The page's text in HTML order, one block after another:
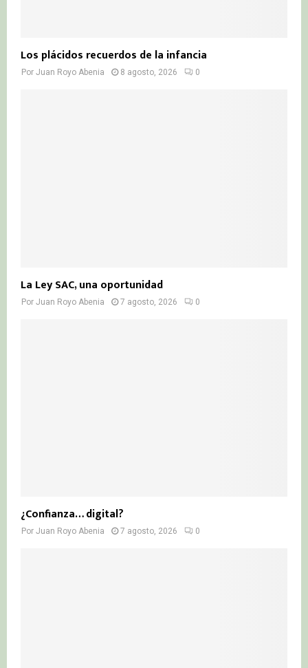
Los plácidos recuerdos de la infancia
Por Juan Royo Abenia 8 agosto, 2026 0
La Ley SAC, una oportunidad
Por Juan Royo Abenia 7 agosto, 2026 0
¿Confianza… digital?
Por Juan Royo Abenia 7 agosto, 2026 0